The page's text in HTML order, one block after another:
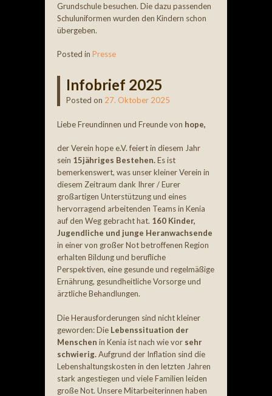
Grundschule besuchen. Die dazu passenden
Schuluniformen wurden den Kindern schon
übergeben.
Posted in Presse
Infobrief 2025
Posted on 27. Oktober 2025
Liebe Freundinnen und Freunde von hope,
der Verein hope e.V. feiert in diesem Jahr
sein 15jähriges Bestehen.Es ist
bemerkenswert, was unser kleiner Verein in
diesem Zeitraum dank Ihrer / Eurer
großartigen Unterstützung und eines
hervorragend arbeitenden Teams in Kenia
auf den Weg gebracht hat. 160 Kinder,
Jugendliche und junge Heranwachsende
in einer von großer Not betroffenen Region
erhalten Bildung und berufliche
Perspektiven, eine gesunde und regelmäßige
Ernährung, gesundheitliche Vorsorge und
ärztliche Behandlungen.
Die Herausforderungen sind nicht kleiner
geworden: Die Lebenssituation der
Menschen in Kenia ist nach wie vor sehr
schwierig.Aufgrund der Inflation sind die
Lebenshaltungskosten in den letzten Jahren
stark angestiegen und viele Familien leiden
große Not. Unsere Mitarbeiterinnen haben